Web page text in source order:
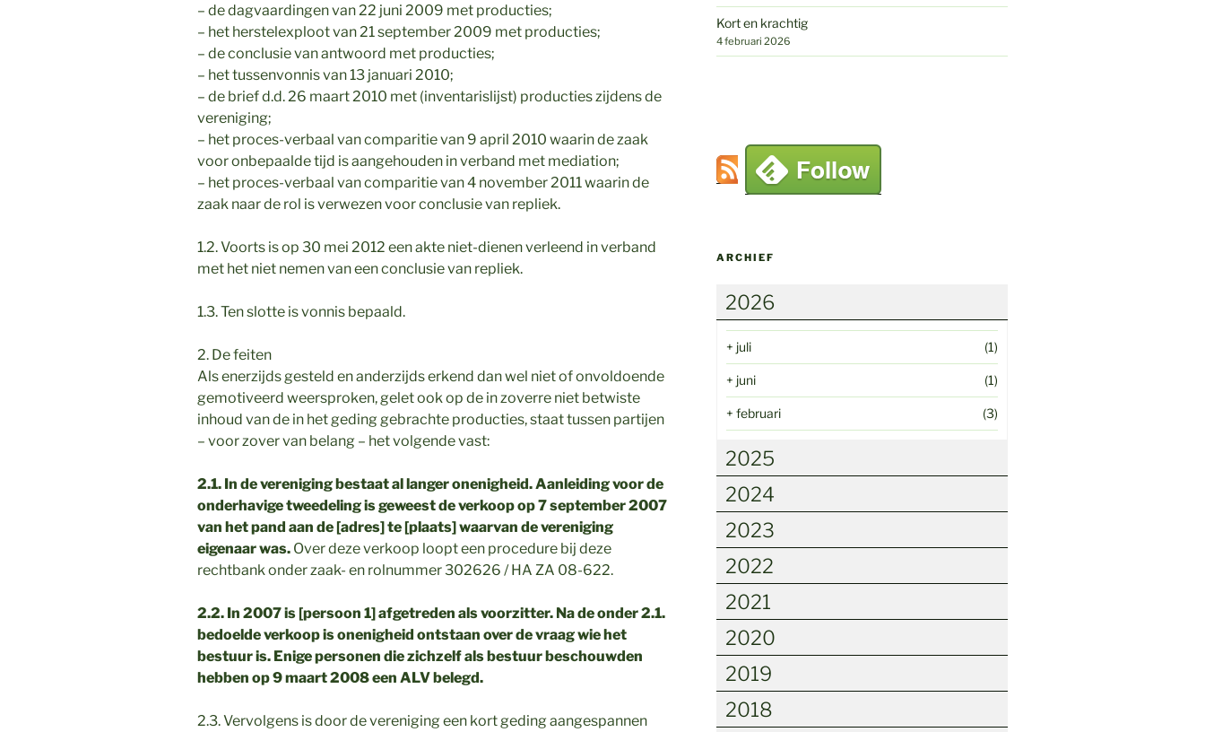
– de dagvaardingen van 22 juni 2009 met producties;
– het herstelexploot van 21 september 2009 met producties;
– de conclusie van antwoord met producties;
– het tussenvonnis van 13 januari 2010;
– de brief d.d. 26 maart 2010 met (inventarislijst) producties zijdens de
vereniging;
– het proces-verbaal van comparitie van 9 april 2010 waarin de zaak
voor onbepaalde tijd is aangehouden in verband met mediation;
– het proces-verbaal van comparitie van 4 november 2011 waarin de
zaak naar de rol is verwezen voor conclusie van repliek.
1.2. Voorts is op 30 mei 2012 een akte niet-dienen verleend in verband
met het niet nemen van een conclusie van repliek.
1.3. Ten slotte is vonnis bepaald.
2. De feiten
Als enerzijds gesteld en anderzijds erkend dan wel niet of onvoldoende
gemotiveerd weersproken, gelet ook op de in zoverre niet betwiste
inhoud van de in het geding gebrachte producties, staat tussen partijen
– voor zover van belang – het volgende vast:
2.1. In de vereniging bestaat al langer onenigheid. Aanleiding voor de
onderhavige tweedeling is geweest de verkoop op 7 september 2007
van het pand aan de [adres] te [plaats] waarvan de vereniging
eigenaar was. Over deze verkoop loopt een procedure bij deze
rechtbank onder zaak- en rolnummer 302626 / HA ZA 08-622.
2.2. In 2007 is [persoon 1] afgetreden als voorzitter. Na de onder 2.1.
bedoelde verkoop is onenigheid ontstaan over de vraag wie het
bestuur is. Enige personen die zichzelf als bestuur beschouwden
hebben op 9 maart 2008 een ALV belegd.
2.3. Vervolgens is door de vereniging een kort geding aangespannen
Kort en krachtig
4 februari 2026
ARCHIEF
2026
+ juli (1)
+ juni (1)
+ februari (3)
2025
2024
2023
2022
2021
2020
2019
2018